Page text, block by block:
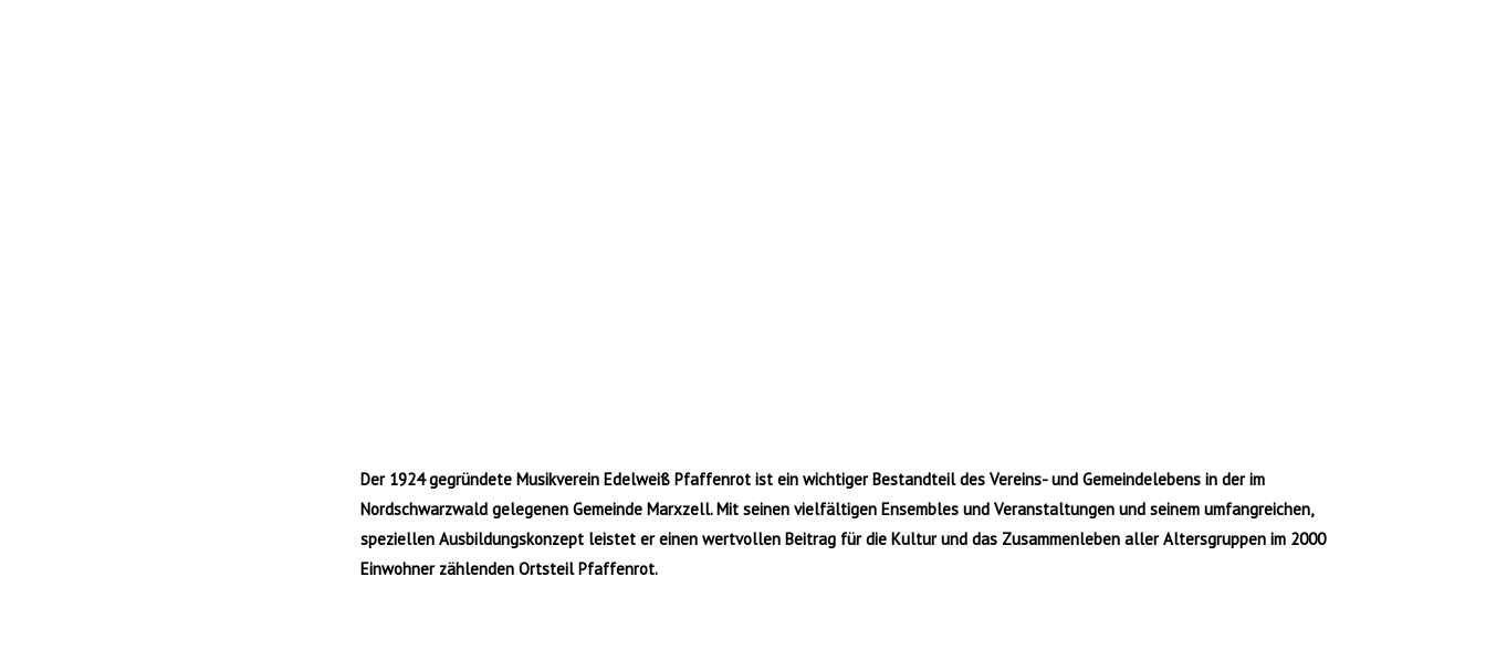
Der 1924 gegründete Musikverein Edelweiß Pfaffenrot ist ein wichtiger Bestandteil des Vereins- und Gemeindelebens in der im
Nordschwarzwald gelegenen Gemeinde Marxzell. Mit seinen vielfältigen Ensembles und Veranstaltungen und seinem umfangreichen,
speziellen Ausbildungskonzept leistet er einen wertvollen Beitrag für die Kultur und das Zusammenleben aller Altersgruppen im 2000
Einwohner zählenden Ortsteil Pfaffenrot.